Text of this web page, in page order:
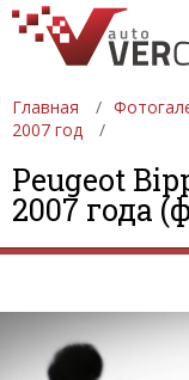
Главная
2007 год
Peugeot
2007 года
АВТОСАЛОНЫ